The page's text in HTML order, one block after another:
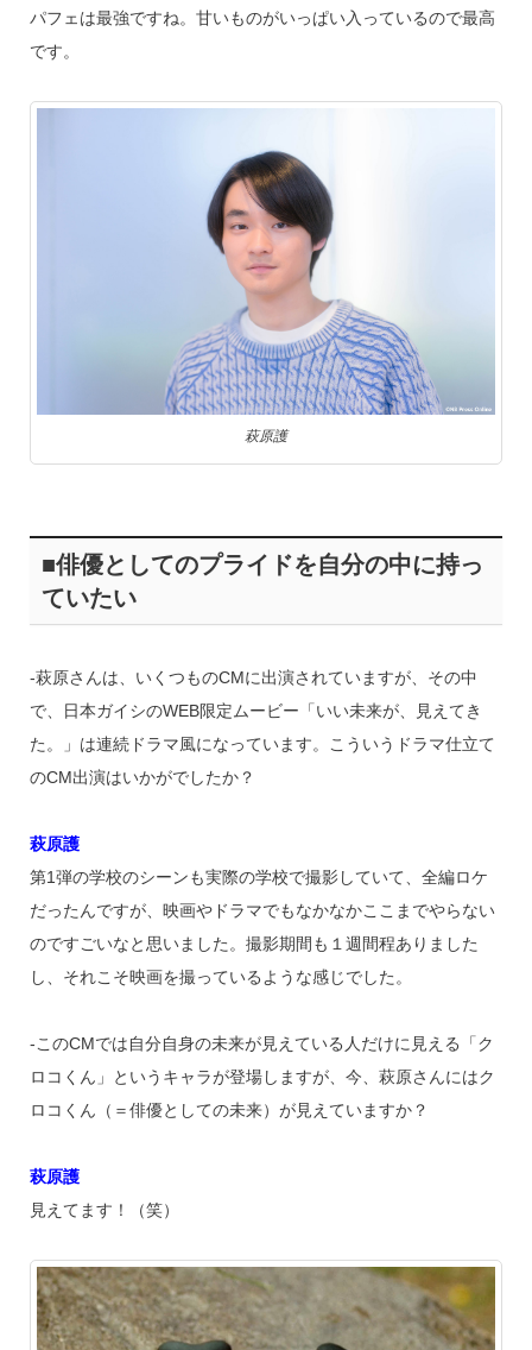
パフェは最強ですね。甘いものがいっぱい入っているので最高
です。
萩原護
■俳優としてのプライドを自分の中に持っ
ていたい
‐萩原さんは、いくつものCMに出演されていますが、その中
で、日本ガイシのWEB限定ムービー「いい未来が、見えてき
た。」は連続ドラマ風になっています。こういうドラマ仕立て
のCM出演はいかがでしたか？
萩原護
第1弾の学校のシーンも実際の学校で撮影していて、全編ロケ
だったんですが、映画やドラマでもなかなかここまでやらない
のですごいなと思いました。撮影期間も１週間程ありました
し、それこそ映画を撮っているような感じでした。
‐このCMでは自分自身の未来が見えている人だけに見える「ク
ロコくん」というキャラが登場しますが、今、萩原さんにはク
ロコくん（＝俳優としての未来）が見えていますか？
萩原護
見えてます！（笑）